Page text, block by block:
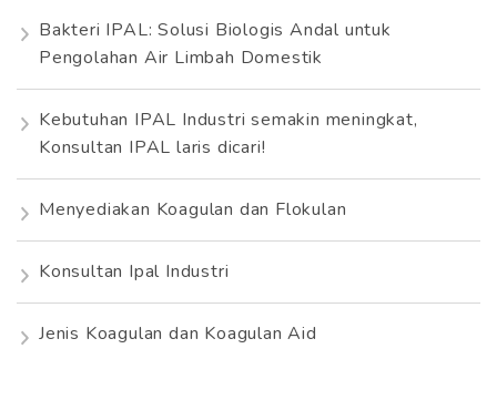
t
:
Bakteri IPAL: Solusi Biologis Andal untuk
Pengolahan Air Limbah Domestik
Kebutuhan IPAL Industri semakin meningkat,
Konsultan IPAL laris dicari!
Menyediakan Koagulan dan Flokulan
Konsultan Ipal Industri
Jenis Koagulan dan Koagulan Aid